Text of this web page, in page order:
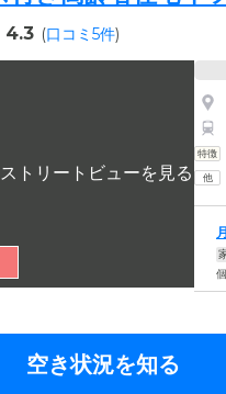
4.3 (口コミ5件)
空き状況を知る